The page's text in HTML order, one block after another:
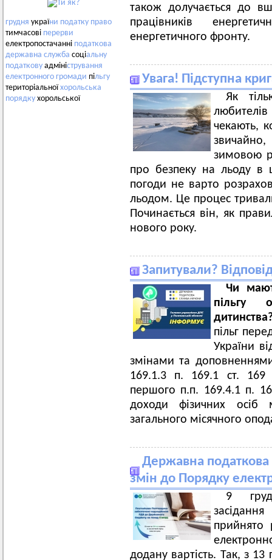
грудня україни податку право
тимчасові перерви
електропостачанні податкова
державна служба соціальну
податкову адміністрування
електронного громади пільгу
територіальноїхорольська
порядку хорольської
також долучається до
працівників
енергетичного фронту.
Увага! Підступна
Як
чекають,
зимовою
про безпеку на льоду в
погоди не варто
льодом. Це процес
Починається він, як
нового року.
Запитували?
Чи
пільгу
пільг
України
змінами та
169.1.3 п. 169.1 ст.
першого п.п. 169.4.1 п.
доходи фізичних
загального місячного
Державна
змін до Порядку
9
прийнято
додану вартість. Так, з 13